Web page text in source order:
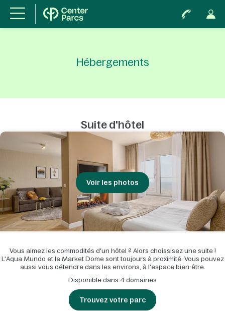
Hébergements
Suite d'hôtel
Vous aimez les commodités d'un hôtel ? Alors choissisez une suite !
L'Aqua Mundo et le Market Dome sont toujours à proximité. Vous pouvez
aussi vous détendre dans les environs, à l'espace bien-être.
Disponible dans 4 domaines
Trouvez votre parc
Voir les photos